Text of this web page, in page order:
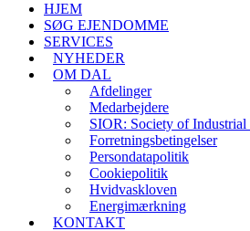
HJEM
SØG EJENDOMME
SERVICES
NYHEDER
OM DAL
Afdelinger
Medarbejdere
SIOR: Society of
Forretningsbetingelser
Persondatapolitik
Cookiepolitik
Hvidvaskloven
Energimærkning
KONTAKT